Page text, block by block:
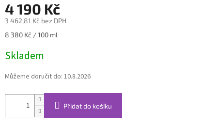
4 190 Kč
3 462,81 Kč bez DPH
Měrná
8 380 Kč / 100 ml
Skladem
Můžeme doručit do: 10.8.2026
Přidat do košíku